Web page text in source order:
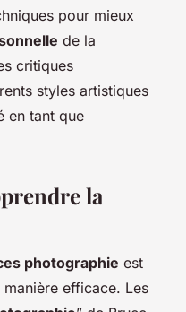
pour mieux
de la
critiques
styles artistiques
en tant que
la
photographie est
efficace. Les